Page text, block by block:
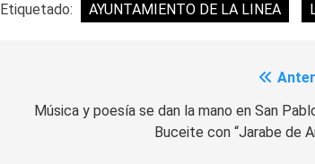
Etiquetado: AYUNTAMIENTO DE LA LINEA
deMúsica y poesía se dan la mano en San
Buceite con “Jarabe de